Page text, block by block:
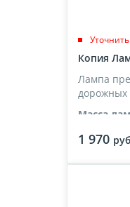
Копия
Лампа
дорожных
Масса
Емкость
1 970